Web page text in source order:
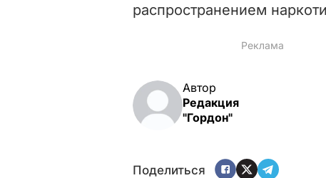
распространением
Автор
Редакция
"Гордон"
Поделиться